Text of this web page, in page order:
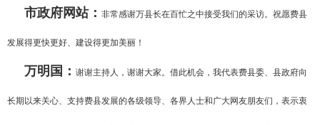
市政府网站： 非常感谢万县长在百忙之中接受我们的采访。祝愿费县
发展得更快更好、建设得更加美丽！
万明国： 谢谢主持人，谢谢大家。借此机会，我代表费县委、县政府向
长期以来关心、支持费县发展的各级领导、各界人士和广大网友朋友们，表示衷